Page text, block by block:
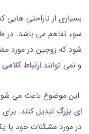
بسیاری از ناراحتی هایی
سوء تفاهم می باشد. در
شود که زوجین در مورد
و نمی توانند ارتباط
این موضوع باعث می
ای بزرگ تبدیل کنند.
در مورد مشکلات خود با